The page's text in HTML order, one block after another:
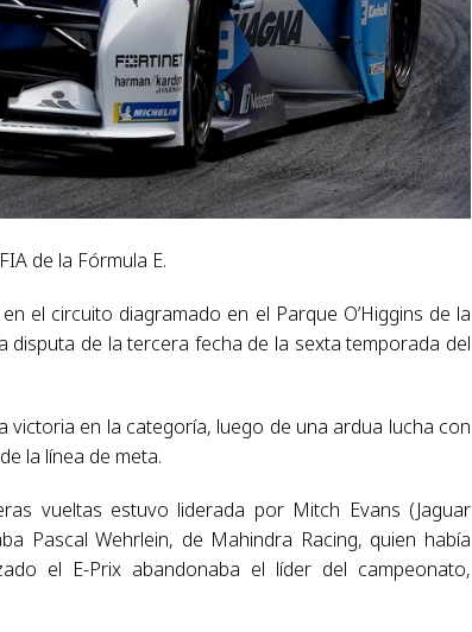
de la Fórmula E.
el circuito diagramado en el Parque O’Higgins de la
disputa de la tercera fecha de la sexta temporada del
en la categoría, luego de una ardua lucha con
la línea de meta.
vueltas estuvo liderada por Mitch Evans (Jaguar
Pascal Wehrlein, de Mahindra Racing, quien había
el E-Prix abandonaba el líder del campeonato,